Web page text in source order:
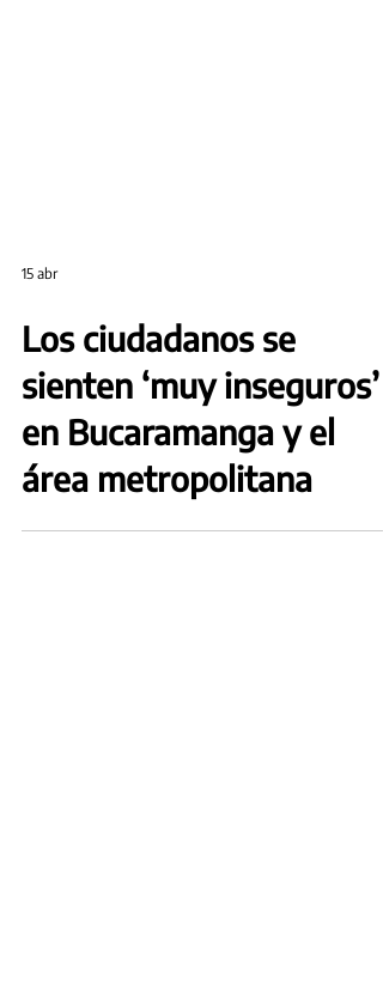
Los ciudadanos se
sienten ‘muy inseguros’
en Bucaramanga y el
área metropolitana